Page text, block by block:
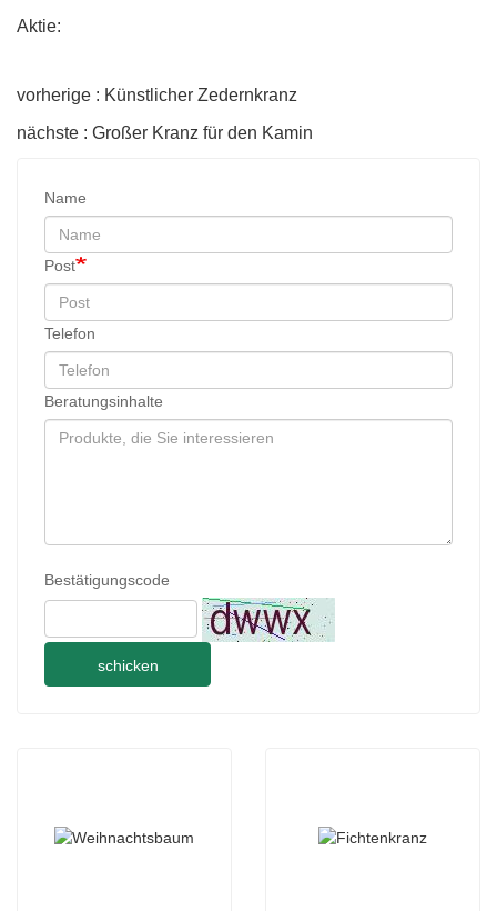
Aktie:
vorherige : Künstlicher Zedernkranz
nächste : Großer Kranz für den Kamin
Name
Post
Telefon
Beratungsinhalte
Bestätigungscode
schicken